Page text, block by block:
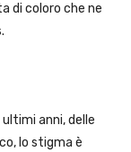
di coloro che ne
anni, delle
lo stigma è